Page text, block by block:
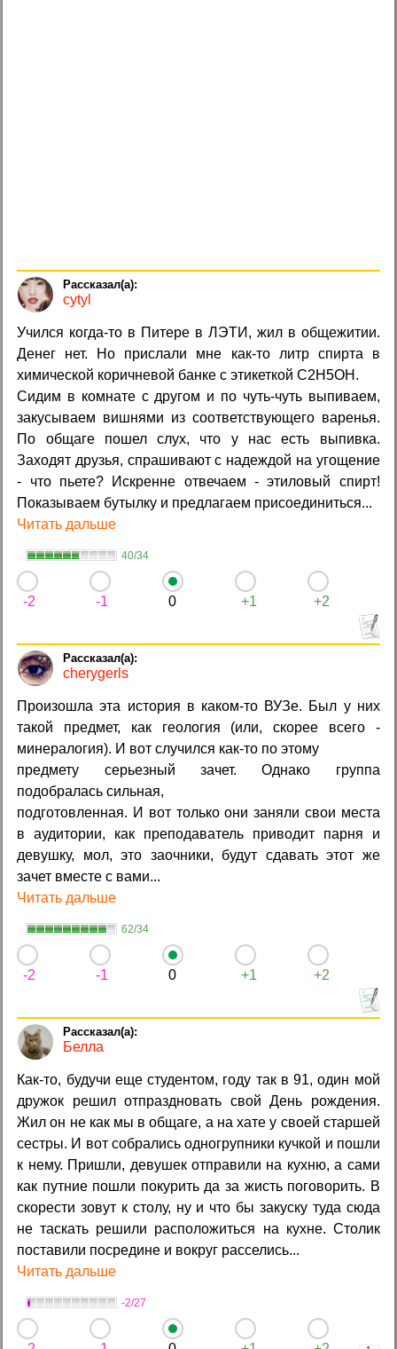
cytyl
Учился когда-то в Питере в ЛЭТИ, жил в общежитии.
Денег нет. Но прислали мне как-то литр спирта в
химической коричневой банке с этикеткой C2H5OH.
Сидим в комнате с другом и по чуть-чуть выпиваем,
закусываем вишнями из соответствующего варенья.
По общаге пошел слух, что у нас есть выпивка.
Заходят друзья, спрашивают с надеждой на угощение
- что пьете? Искренне отвечаем - этиловый спирт!
Показываем бутылку и предлагаем присоединиться...
Читать дальше
40/34
-2 -1 0 +1 +2
cherygerls
Произошла эта история в каком-то ВУЗе. Был у них
такой предмет, как геология (или, скорее всего -
минералогия). И вот случился как-то по этому
предмету серьезный зачет. Однако группа
подобралась сильная,
подготовленная. И вот только они заняли свои места
в аудитории, как преподаватель приводит парня и
девушку, мол, это заочники, будут сдавать этот же
зачет вместе с вами...
Читать дальше
62/34
-2 -1 0 +1 +2
Белла
Как-то, будучи еще студентом, году так в 91, один мой
дружок решил отпраздновать свой День рождения.
Жил он не как мы в общаге, а на хате у своей старшей
сестры. И вот собрались одногрупники кучкой и пошли
к нему. Пришли, девушек отправили на кухню, а сами
как путние пошли покурить да за жисть поговорить. В
скорести зовут к столу, ну и что бы закуску туда сюда
не таскать решили расположиться на кухне. Столик
поставили посредине и вокруг расселись...
Читать дальше
-2/27